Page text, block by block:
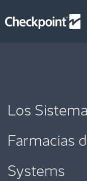
al
Los
Farmacias
Systems